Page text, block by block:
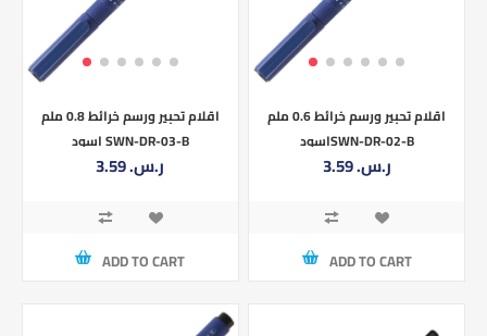
اقلام تحبير ورسم خرائط 0.8 ملم
اسود SWN-DR-03-B
3.59 ر.س.‏
ADD TO CART
اقلام تحبير ورسم خرائط 0.6 ملم
اسودSWN-DR-02-B
3.59 ر.س.‏
ADD TO CART